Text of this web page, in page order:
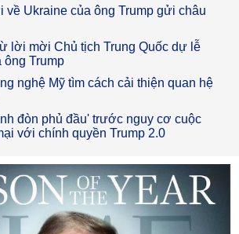
về Ukraine của ông Trump gửi châu
lời mời Chủ tịch Trung Quốc dự lễ
ông Trump
nghệ Mỹ tìm cách cải thiện quan hệ
đòn phủ đầu' trước nguy cơ cuộc
với chính quyền Trump 2.0